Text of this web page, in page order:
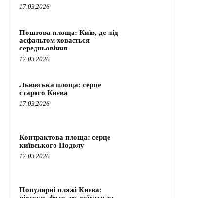
17.03.2026
Поштова площа: Київ, де під
асфальтом ховається
середньовіччя
17.03.2026
Львівська площа: серце
старого Києва
17.03.2026
Контрактова площа: серце
київського Подолу
17.03.2026
Популярні пляжі Києва: